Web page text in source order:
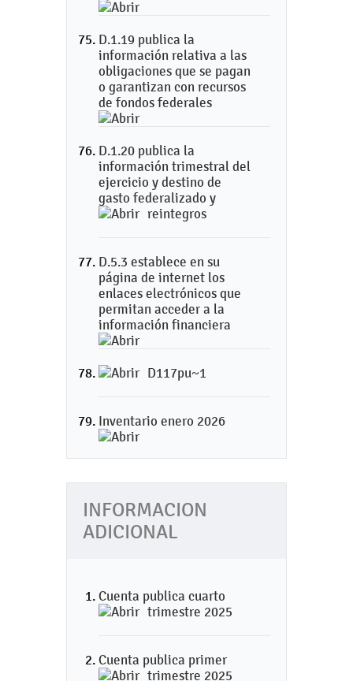
D.1.19 publica la
información relativa a las
obligaciones que se pagan
o garantizan con recursos
de fondos federales
D.1.20 publica la
información trimestral del
ejercicio y destino de
gasto federalizado y
reintegros
D.5.3 establece en su
página de internet los
enlaces electrónicos que
permitan acceder a la
información financiera
D117pu~1
Inventario enero 2026
INFORMACION
ADICIONAL
Cuenta publica cuarto
trimestre 2025
Cuenta publica primer
trimestre 2025